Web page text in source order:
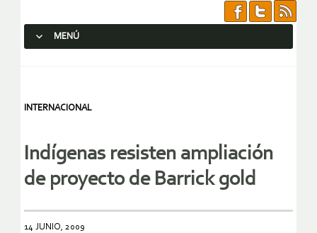
MENÚ
INTERNACIONAL
Indígenas resisten ampliación
de proyecto de Barrick gold
14 JUNIO, 2009